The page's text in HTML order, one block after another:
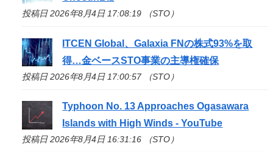
投稿日 2026年8月4日 17:08:19 （STO）
ITCEN Global、Galaxia FNの株式93%を取
得…金ベースSTO事業の主導権確保
投稿日 2026年8月4日 17:00:57 （STO）
Typhoon No. 13 Approaches Ogasawara
Islands with High Winds - YouTube
投稿日 2026年8月4日 16:31:16 （STO）